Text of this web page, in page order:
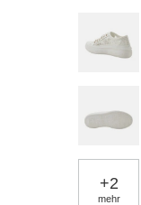
+2
mehr